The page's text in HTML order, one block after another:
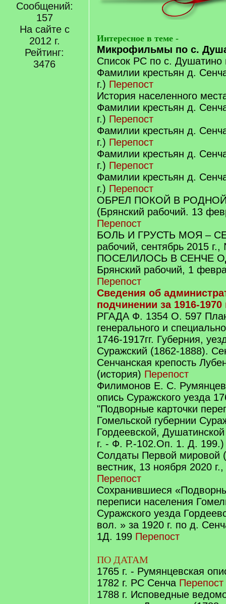
Сообщений:
157
На сайте с
2012 г.
Рейтинг:
3476
Интересное в теме -
Микрофильмы по с.
Список РС по с.
Фамилии крестьян д.
г.) Перепост
История населенного
Фамилии крестьян д.
г.) Перепост
Фамилии крестьян д.
г.) Перепост
Фамилии крестьян д.
г.) Перепост
Фамилии крестьян д.
г.) Перепост
ОБРЕЛ ПОКОЙ В
(Брянский рабочий. 13
Перепост
БОЛЬ И ГРУСТЬ МОЯ –
рабочий, сентябрь 2015
ПОСЕЛИЛОСЬ В СЕНЧЕ
Брянский рабочий, 1
Перепост
Сведения об
подчинении за 1916-
РГАДА Ф. 1354 О. 597
генерального и
1746-1917гг. Губерния,
Суражский (1862-1888).
Сенчанская крепость
(история) Перепост
Филимонов Е. С.
опись Суражского уезда
"Подворные карточки
Гомельской губернии
Гордеевской,
г. - Ф. Р.-102.Оп. 1. Д.
Солдаты Первой мировой
вестник, 13 ноября 2020
Перепост
Сохранившиеся
переписи населения
Суражского уезда
вол. » за 1920 г. по д.
1Д. 199 Перепост
ПО ДАТАМ
1765 г. - Румянцевская
1782 г. РС Сенча Перепост
1788 г. Исповедные